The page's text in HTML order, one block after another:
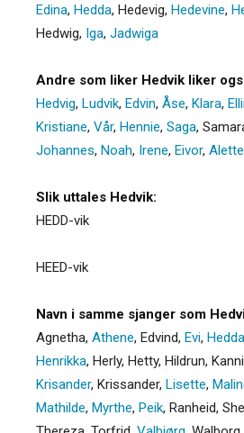
Edina, Hedda, Hedevig, Hedevine,
Hedwig, Iga, Jadwiga
Andre som liker Hedvik liker
Hedvig, Ludvik, Edvin, Åse, Klara,
Kristiane, Vår, Hennie, Saga,
Johannes, Noah, Irene, Eivor, Alette
Slik uttales Hedvik:
HEDD-vik
HEED-vik
Navn i samme sjanger som
Agnetha, Athene, Edvind, Evi, Hedda
Henrikka, Herly, Hetty, Hildrun,
Krisander, Krissander, Lisette,
Mathilde, Myrthe, Peik, Ranheid,